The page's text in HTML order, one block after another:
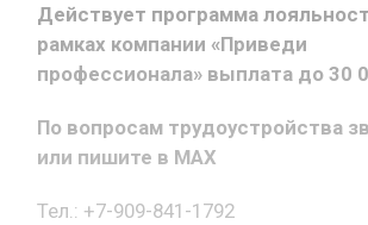
Действует программа
рамках компании «Приведи
профессионала» выплата до 30
По вопросам трудоустройства
или пишите в MAX
Тел.: +7-909-841-1792